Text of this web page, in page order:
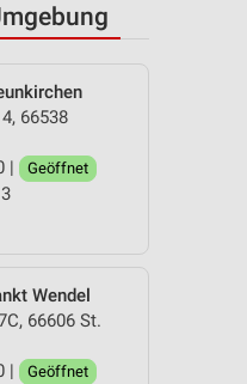
66538
|
Geöffnet
Wendel
66606 St.
|
Geöffnet